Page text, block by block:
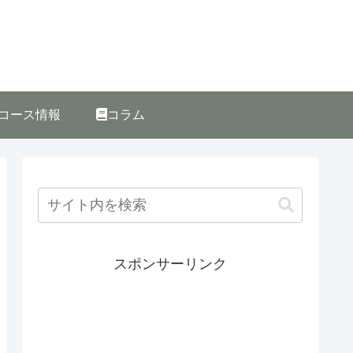
コース情報 コラム
スポンサーリンク